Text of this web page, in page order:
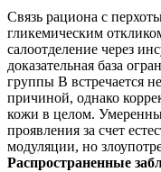
Связь рациона с
гликемическим
салоотделение через
доказательная база
группы B встречается
причиной, однако
кожи в целом.
проявления за счет
модуляции, но
Распространенные